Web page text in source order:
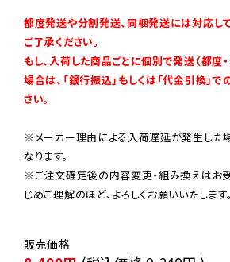
都度発送や分割発送、同梱発送には対応し
ご了承ください。
もし、入荷した商品ごとに個別で発送（都度
場合は、「銀行振込」もしくは「代金引換」
さい。
※メーカー理由による入荷遅延が発生した
なります。
※ご注文確定後の内容変更・組み換えはお
じめご理解のほど、よろしくお願いいたします。